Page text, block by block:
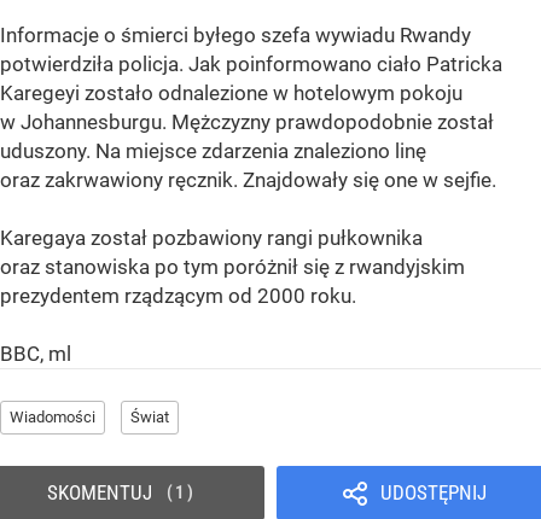
Informacje o śmierci byłego szefa wywiadu Rwandy
potwierdziła policja. Jak poinformowano ciało Patricka
Karegeyi zostało odnalezione w hotelowym pokoju
w Johannesburgu. Mężczyzny prawdopodobnie został
uduszony. Na miejsce zdarzenia znaleziono linę
oraz zakrwawiony ręcznik. Znajdowały się one w sejfie.
Karegaya został pozbawiony rangi pułkownika
oraz stanowiska po tym poróżnił się z rwandyjskim
prezydentem rządzącym od 2000 roku.
BBC, ml
Wiadomości Świat
UDOSTĘPNIJ
SKOMENTUJ 1